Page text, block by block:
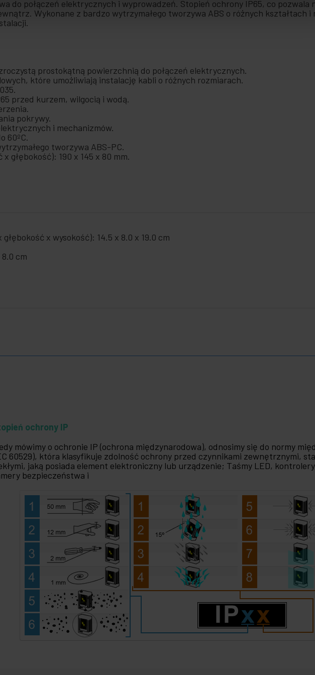
do połączeń elektrycznych i wyprowadzeń. Stopień ochrony IP65, co pozwala
Wykonane z bardzo wytrzymałego tworzywa ABS o różnych kształtach i
prostokątną powierzchnią do połączeń elektrycznych.
które umożliwiają instalację kabli o różnych rozmiarach.
przed kurzem, wilgocią i wodą.
pokrywy.
i mechanizmów.
60ºC.
tworzywa ABS-PC.
głębokość): 190 x 145 x 80 mm.
x wysokość): 14.5 x 8.0 x 19.0 cm
cm
ochrony IP
mówimy o ochronie IP (ochrona międzynarodowa), odnosimy się do normy
60529), która klasyfikuje zdolność ochrony przed czynnikami zewnętrznymi,
jaką posiada element elektroniczny lub urządzenie; Taśmy LED,
bezpieczeństwa i